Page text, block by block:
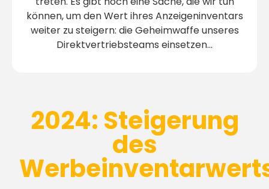
können, um den Wert ihres Anzeigeninventars
weiter zu steigern: die Geheimwaffe unseres
Direktvertriebsteams einsetzen...
2024: Steigerung
des